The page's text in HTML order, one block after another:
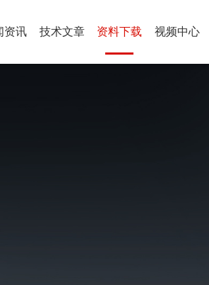
资讯 技术文章 资料下载 视频中心